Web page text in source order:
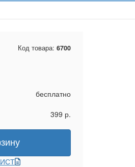
Код товара: 6700
бесплатно
399 р.